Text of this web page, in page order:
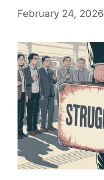
February 24, 2026